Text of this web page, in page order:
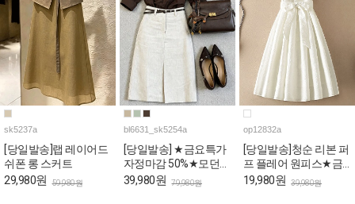
sk5237a
[당일발송]랩 레이어드
쉬폰 롱 스커트
29,980원 59,980원
bl6631_sk5254a
[당일발송] ★금요특가
자정마감 50%★모던
오피스룩 블라우스&H
39,980원 79,980원
op12832a
[당일발송]청순 리본 퍼
프 플레어 원피스★금
요특가 자정마감
19,980원 39,980원